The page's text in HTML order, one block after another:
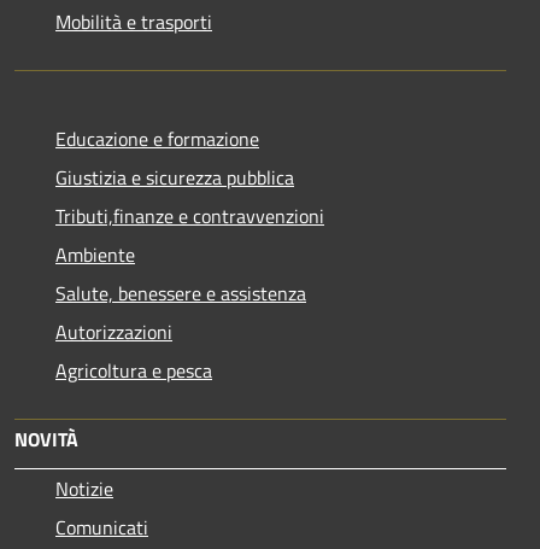
Mobilità e trasporti
Educazione e formazione
Giustizia e sicurezza pubblica
Tributi,finanze e contravvenzioni
Ambiente
Salute, benessere e assistenza
Autorizzazioni
Agricoltura e pesca
NOVITÀ
Notizie
Comunicati